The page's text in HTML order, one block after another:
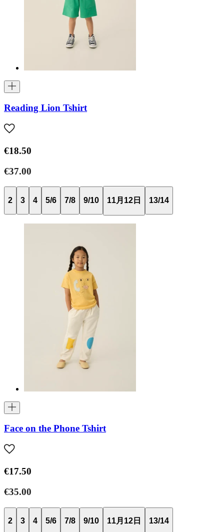
Reading Lion Tshirt
€18.50
€37.00
2 3 4 5/6 7/8 9/10 11月12日 13/14
Face on the Phone Tshirt
€17.50
€35.00
2 3 4 5/6 7/8 9/10 11月12日 13/14